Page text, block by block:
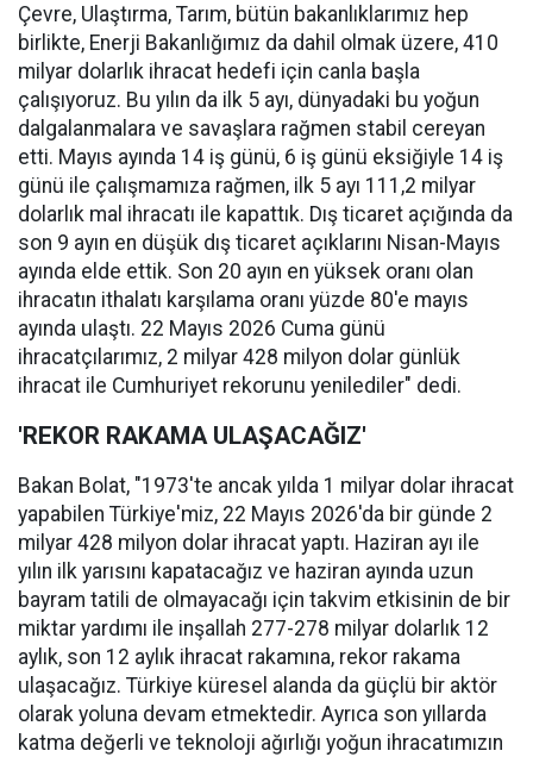
Çevre, Ulaştırma, Tarım, bütün bakanlıklarımız hep
birlikte, Enerji Bakanlığımız da dahil olmak üzere, 410
milyar dolarlık ihracat hedefi için canla başla
çalışıyoruz. Bu yılın da ilk 5 ayı, dünyadaki bu yoğun
dalgalanmalara ve savaşlara rağmen stabil cereyan
etti. Mayıs ayında 14 iş günü, 6 iş günü eksiğiyle 14 iş
günü ile çalışmamıza rağmen, ilk 5 ayı 111,2 milyar
dolarlık mal ihracatı ile kapattık. Dış ticaret açığında da
son 9 ayın en düşük dış ticaret açıklarını Nisan-Mayıs
ayında elde ettik. Son 20 ayın en yüksek oranı olan
ihracatın ithalatı karşılama oranı yüzde 80'e mayıs
ayında ulaştı. 22 Mayıs 2026 Cuma günü
ihracatçılarımız, 2 milyar 428 milyon dolar günlük
ihracat ile Cumhuriyet rekorunu yenilediler" dedi.
'REKOR RAKAMA ULAŞACAĞIZ'
Bakan Bolat, "1973'te ancak yılda 1 milyar dolar ihracat
yapabilen Türkiye'miz, 22 Mayıs 2026'da bir günde 2
milyar 428 milyon dolar ihracat yaptı. Haziran ayı ile
yılın ilk yarısını kapatacağız ve haziran ayında uzun
bayram tatili de olmayacağı için takvim etkisinin de bir
miktar yardımı ile inşallah 277-278 milyar dolarlık 12
aylık, son 12 aylık ihracat rakamına, rekor rakama
ulaşacağız. Türkiye küresel alanda da güçlü bir aktör
olarak yoluna devam etmektedir. Ayrıca son yıllarda
katma değerli ve teknoloji ağırlığı yoğun ihracatımızın